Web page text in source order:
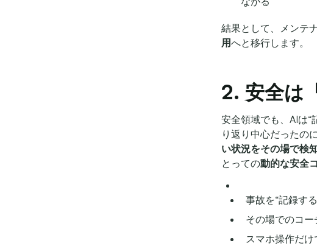
結果として、メンテ
用へと移行します。
2. 安全は
安全領域でも、AIは“
り返り中心だったの
い状況をその場で検
とっての動的な安全
事故を“記録す
その場でのコー
スマホ操作だ